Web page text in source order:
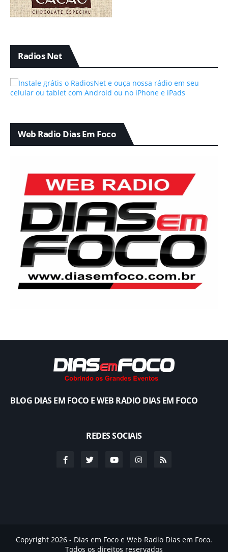
Radios Net
Web Radio Dias Em Foco
BLOG DIAS EM FOCO E WEB RADIO DIAS EM FOCO
REDES SOCIAIS
Copyright 2026 - Dias em Foco e Web Radio Dias em Foco.
Todos os direitos reservados